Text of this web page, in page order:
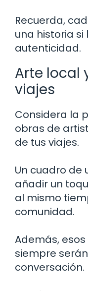
Recuerda,
una historia
autenticidad.
Arte local
viajes
Considera la
obras de
de tus viajes.
Un cuadro de
añadir un
al mismo
comunidad.
Además,
siempre
conversación.